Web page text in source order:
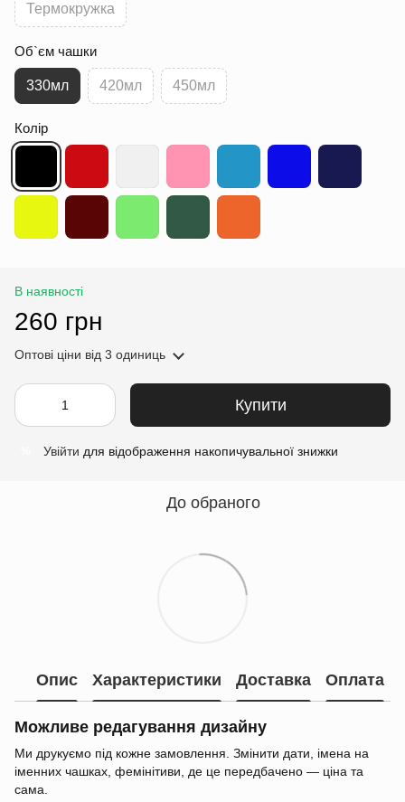
Термокружка
Об`єм чашки
330мл 420мл 450мл
Колір
В наявності
260 грн
Оптові ціни від 3 одиниць
Купити
Увійти для відображення накопичувальної знижки
До обраного
Опис Характеристики Доставка Оплата
Можливе редагування дизайну
Ми друкуємо під кожне замовлення. Змінити дати, імена на
іменних чашках, фемінітиви, де це передбачено — ціна та
сама.